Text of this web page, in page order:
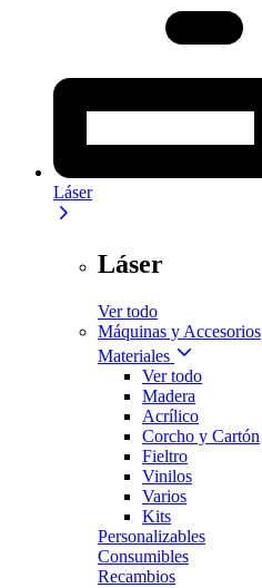
Láser
Láser
Ver todo
Máquinas y Accesorios
Materiales
Ver todo
Madera
Acrílico
Corcho y Cartón
Fieltro
Vinilos
Varios
Kits
Personalizables
Consumibles
Recambios